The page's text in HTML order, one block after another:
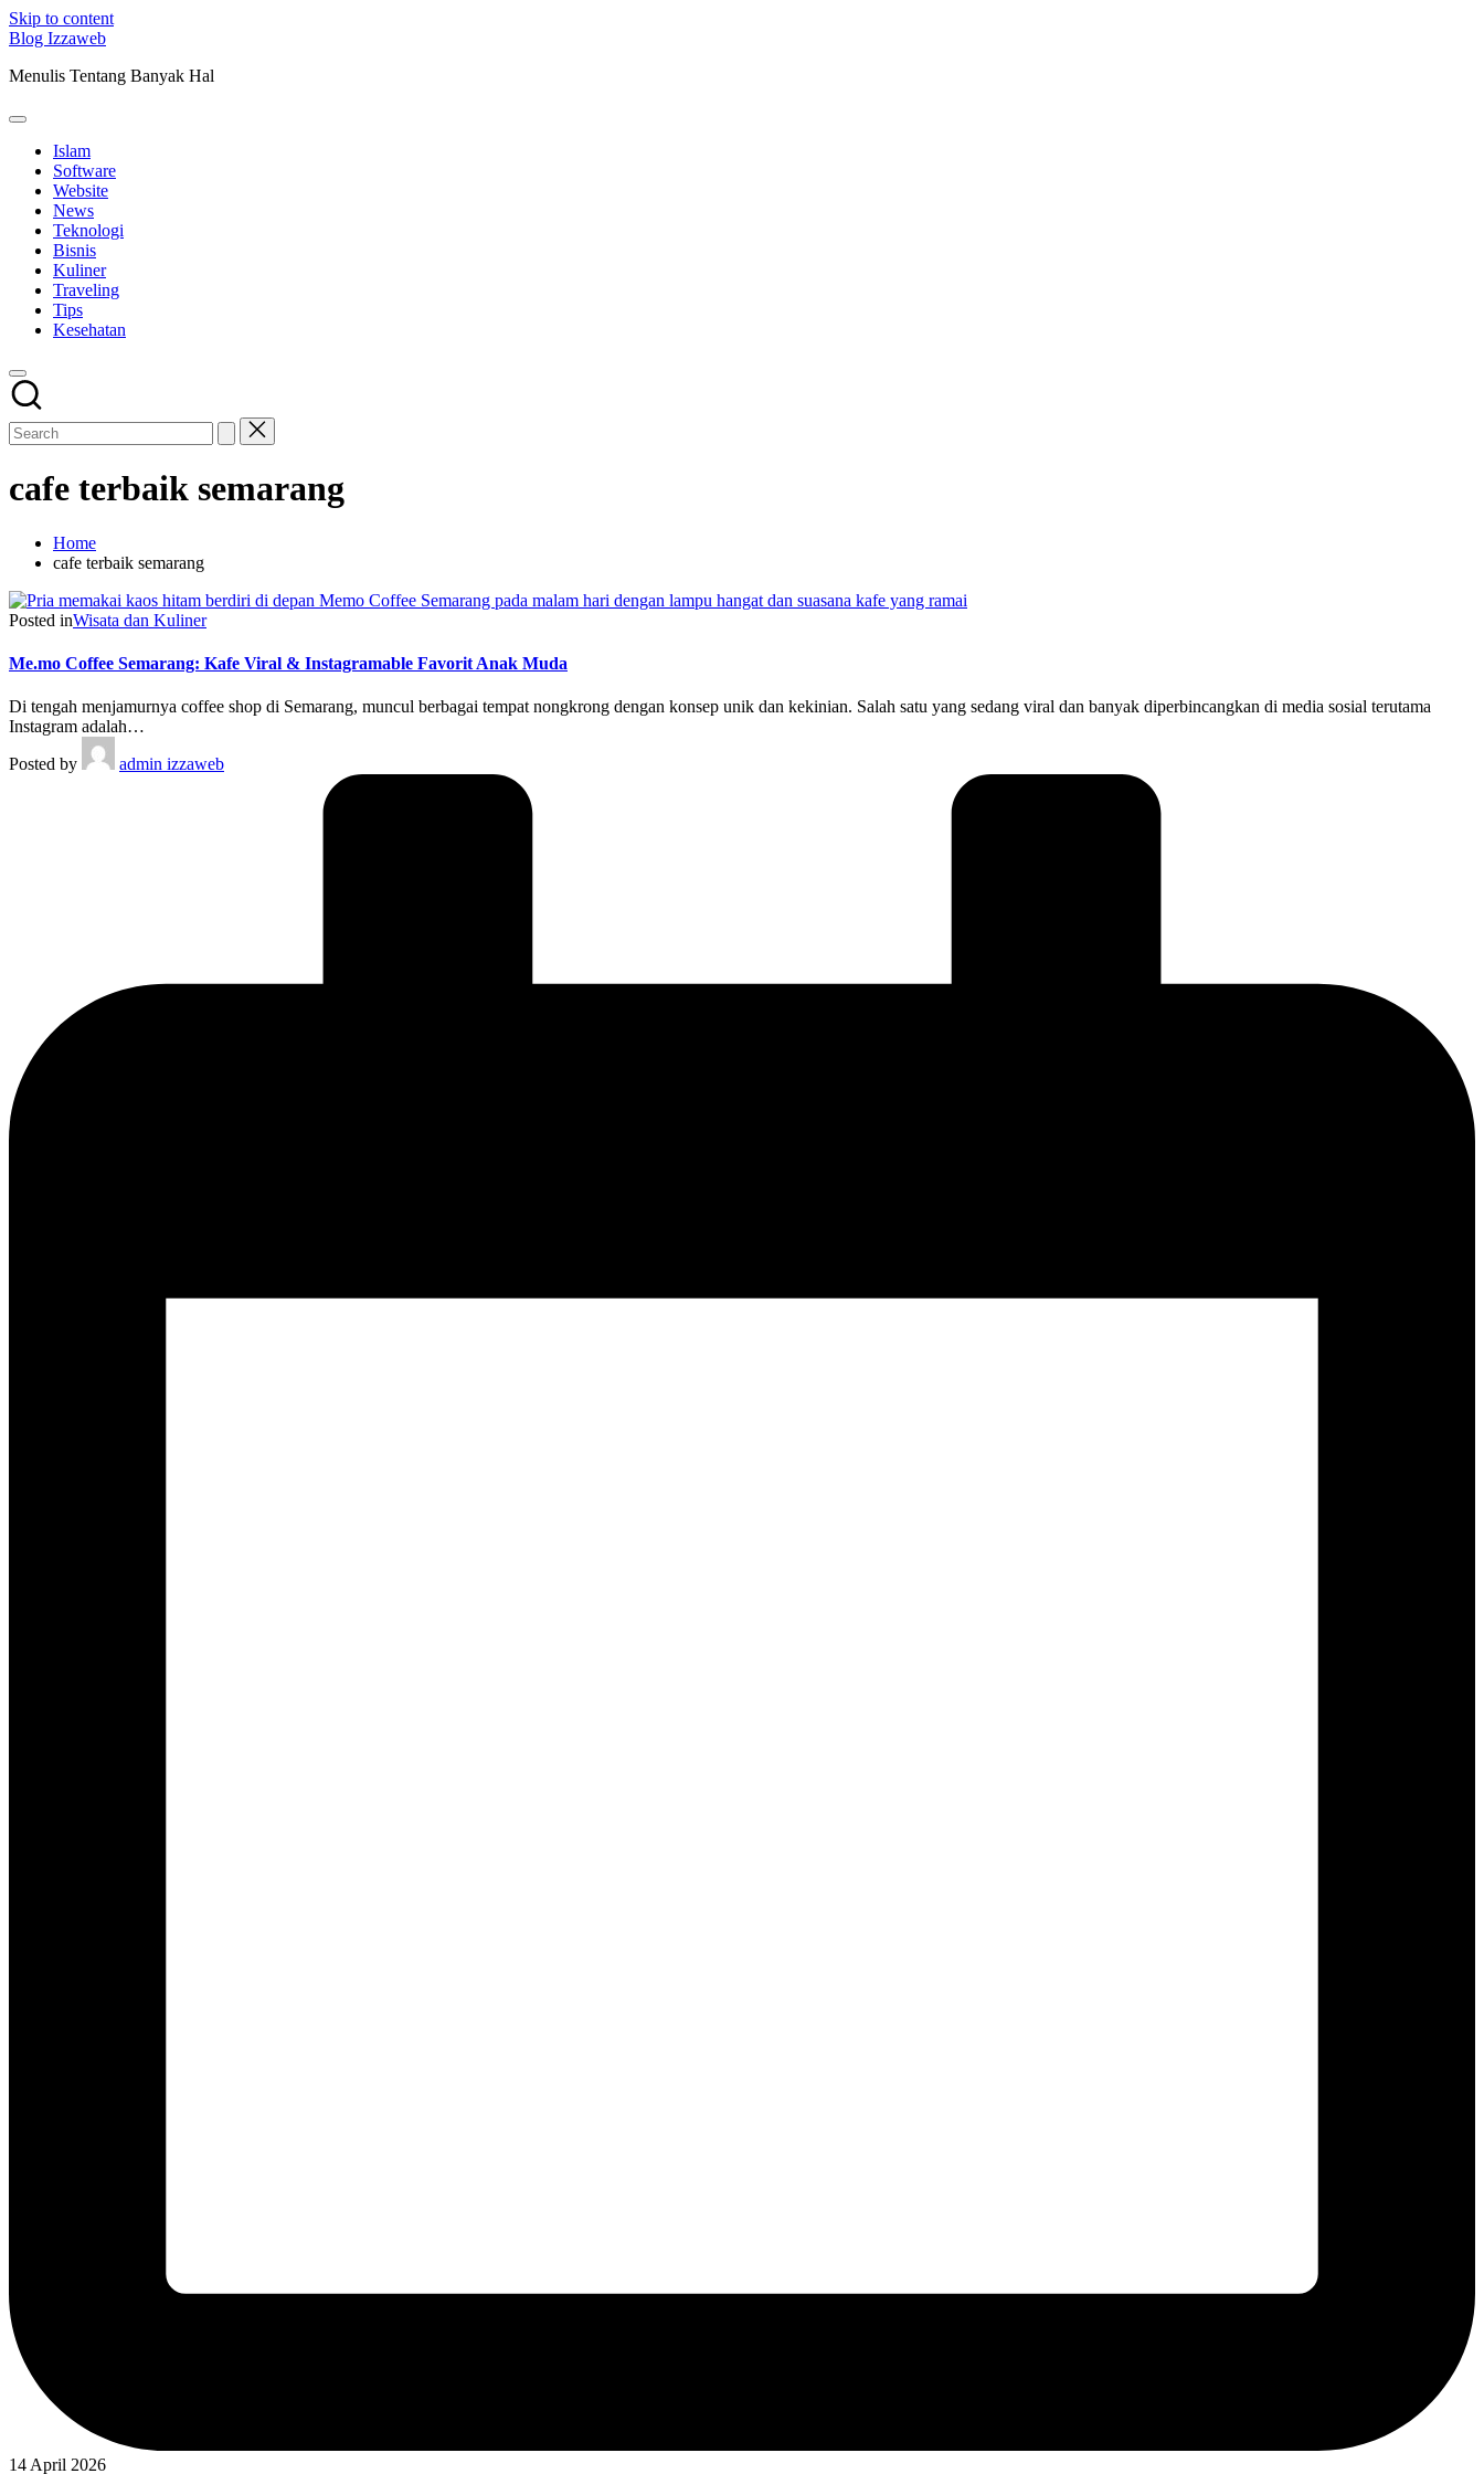
Skip to content
Blog Izzaweb
Menulis Tentang Banyak Hal
Islam
Software
Website
News
Teknologi
Bisnis
Kuliner
Traveling
Tips
Kesehatan
cafe terbaik semarang
Home
cafe terbaik semarang
Posted inWisata dan Kuliner
Me.mo Coffee Semarang: Kafe Viral & Instagramable Favorit Anak Muda
Di tengah menjamurnya coffee shop di Semarang, muncul berbagai tempat nongkrong dengan konsep unik dan kekinian. Salah satu yang sedang viral dan banyak diperbincangkan di media sosial terutama
Instagram adalah…
Posted by
admin izzaweb
14 April 2026